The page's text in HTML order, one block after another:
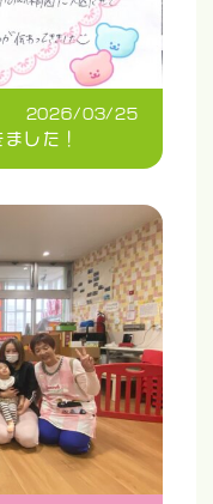
2026/03/25
した！